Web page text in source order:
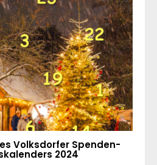
Volksdorfer Spenden-
2024